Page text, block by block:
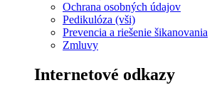
Ochrana osobných údajov
Pedikulóza (vši)
Prevencia a riešenie šikanovania
Zmluvy
Internetové odkazy